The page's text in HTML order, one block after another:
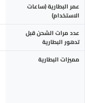
عمر البطارية (ساعات
الاستخدام)
عدد مرات الشحن قبل
تدهور البطارية
مميزات البطارية